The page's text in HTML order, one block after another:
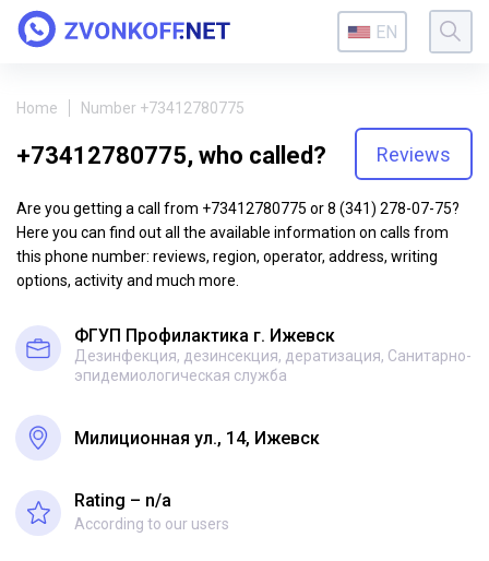
EN
Home Number +73412780775
+73412780775, who called? Reviews
Are you getting a call from +73412780775 or 8 (341) 278-07-75?
Here you can find out all the available information on calls from
this phone number: reviews, region, operator, address, writing
options, activity and much more.
ФГУП Профилактика г. Ижевск
Дезинфекция, дезинсекция, дератизация, Санитарно-
эпидемиологическая служба
Милиционная ул., 14, Ижевск
Rating – n/a
According to our users